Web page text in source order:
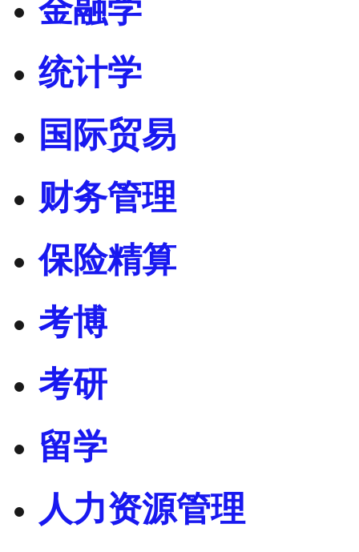
金融学
统计学
国际贸易
财务管理
保险精算
考博
考研
留学
人力资源管理